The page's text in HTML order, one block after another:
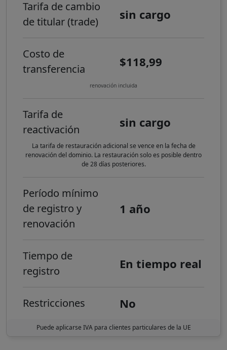
Tarifa de cambio
de titular (trade)
sin cargo
Costo de
transferencia
$118,99
renovación incluida
Tarifa de
reactivación
sin cargo
La tarifa de restauración adicional se vence en la fecha de
renovación del dominio. La restauración solo es posible dentro
de 28 días posteriores.
Período mínimo
de registro y
renovación
1 año
Tiempo de
registro
En tiempo real
Restricciones No
Puede aplicarse IVA para clientes particulares de la UE